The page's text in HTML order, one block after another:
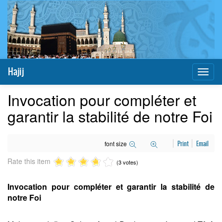
Hajij
Invocation pour compléter et
garantir la stabilité de notre Foi
font size Print Email
Rate this item (3 votes)
Invocation pour compléter et garantir la stabilité de
notre Foi